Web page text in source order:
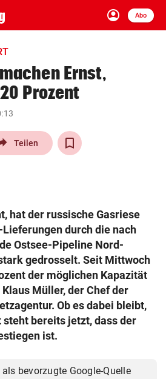
account_circle
Anmelden
Abo
close Schließen
arrow_right
arrow_right
& Co KG 2026
Ernst,
Prozent
Teilen
hat der russische Gasriese
durch die nach
Ostsee-Pipeline Nord-
gedrosselt. Seit Mittwoch
der möglichen Kapazität
Müller, der Chef der
Ob es dabei bleibt,
steht bereits jetzt, dass der
ist.
bevorzugte Google-Quelle